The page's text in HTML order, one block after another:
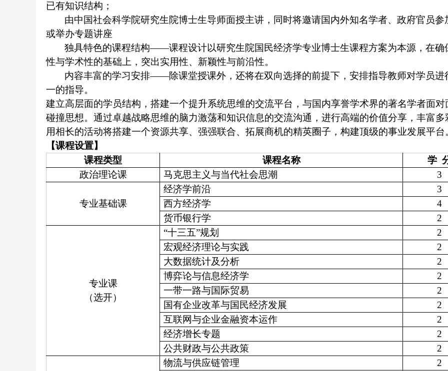
已有知识结构；
由中国社会科学院研究生院博士生导师面授主讲， 同时将邀请国内外知名学者、 政府官员参
或举办专题讲座
独具特色的课程结构——课程设计以研究生院国民经济学专业博士生课程方案为本源，在确
性与学术性的基础上，突出实用性、新颖性与前沿性。
内容丰富的学习安排——除课堂授课外，还将在双向选择的前提下，安排指导教师对学员进
一的指导。
建立高层面的学员结构，搭建一个提升系统思维的交流平台，与国内享誉学术界的著名学者面对
碰撞思想。通过卓越战略思维的脑力激荡和知识信息的交流沟通，进行高端的价值分享，丰富多
用相长的活动将搭建一个资源共享、强强联合、拓展商机的精英圈子，构建顶级的事业发展平台
【课程设置】
课程类型
课程名称
学
政治理论课
马克思主义与当代社会思潮 3
专业基础课
经济学前沿
3
西方经济学
4
货币银行学
2
专业课
（选开）
“十三五”规划
2
宏观经济理论与实践
2
大数据统计及分析
2
博弈论与信息经济学
2
一带一路与国际贸易
2
国有企业改革与国民经济发展
2
互联网与企业金融资本运作
2
经济增长专题
2
公共财政与公共政策
2
物流与供应链管理
2